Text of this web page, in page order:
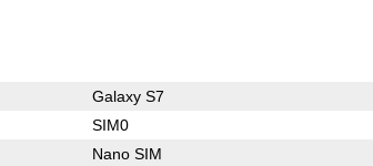
Galaxy S7
SIM0
Nano SIM